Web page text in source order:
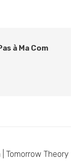
à Ma Com
Tomorrow Theory